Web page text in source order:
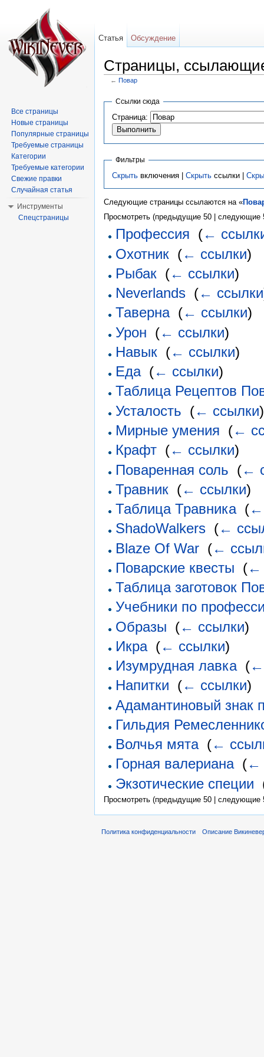
Страницы,
← Повар
Ссылки сюда
Страница:
Фильтры
Скрытьвключения | Скрытьссылки |
Следующие страницы ссылаются на «
Просмотреть (предыдущие 50 | следующие
Профессия (←
Охотник (← ссылки)
Рыбак (← ссылки)
Neverlands (← ссылки
Таверна‎ (← ссылки)
Урон (← ссылки)
Навык (← ссылки)
Еда‎ (← ссылки)
Таблица Рецептов
Усталость (← ссылки)
Мирные умения (←
Крафт (← ссылки)
Поваренная соль (←
Травник (← ссылки)
Таблица Травника‎ (←
ShadoWalkers (←
Blaze Of War (←
Поварские квесты (←
Таблица заготовок
Учебники по
Образы (← ссылки)
Икра‎ (← ссылки)
Изумрудная лавка‎ (←
Напитки (← ссылки)
Адамантиновый знак
Гильдия
Волчья мята‎ (←
Горная валериана‎ (←
Экзотические специи
Просмотреть (предыдущие 50 | следующие
Статья Обсуждение
Все страницы
Новые страницы
Популярные страницы
Требуемые страницы
Категории
Требуемые категории
Свежие правки
Случайная статья
Инструменты
Спецстраницы
Политика конфиденциальности Описание